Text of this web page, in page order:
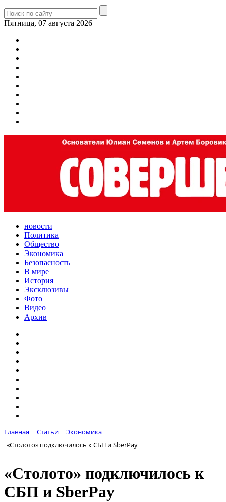
Пятница, 07 августа 2026
новости
Политика
Общество
Экономика
Безопасность
В мире
История
Эксклюзивы
Фото
Видео
Архив
Главная Статьи
Экономика
«Столото» подключилось к СБП и SberPay
«Столото» подключилось к
СБП и SberPay